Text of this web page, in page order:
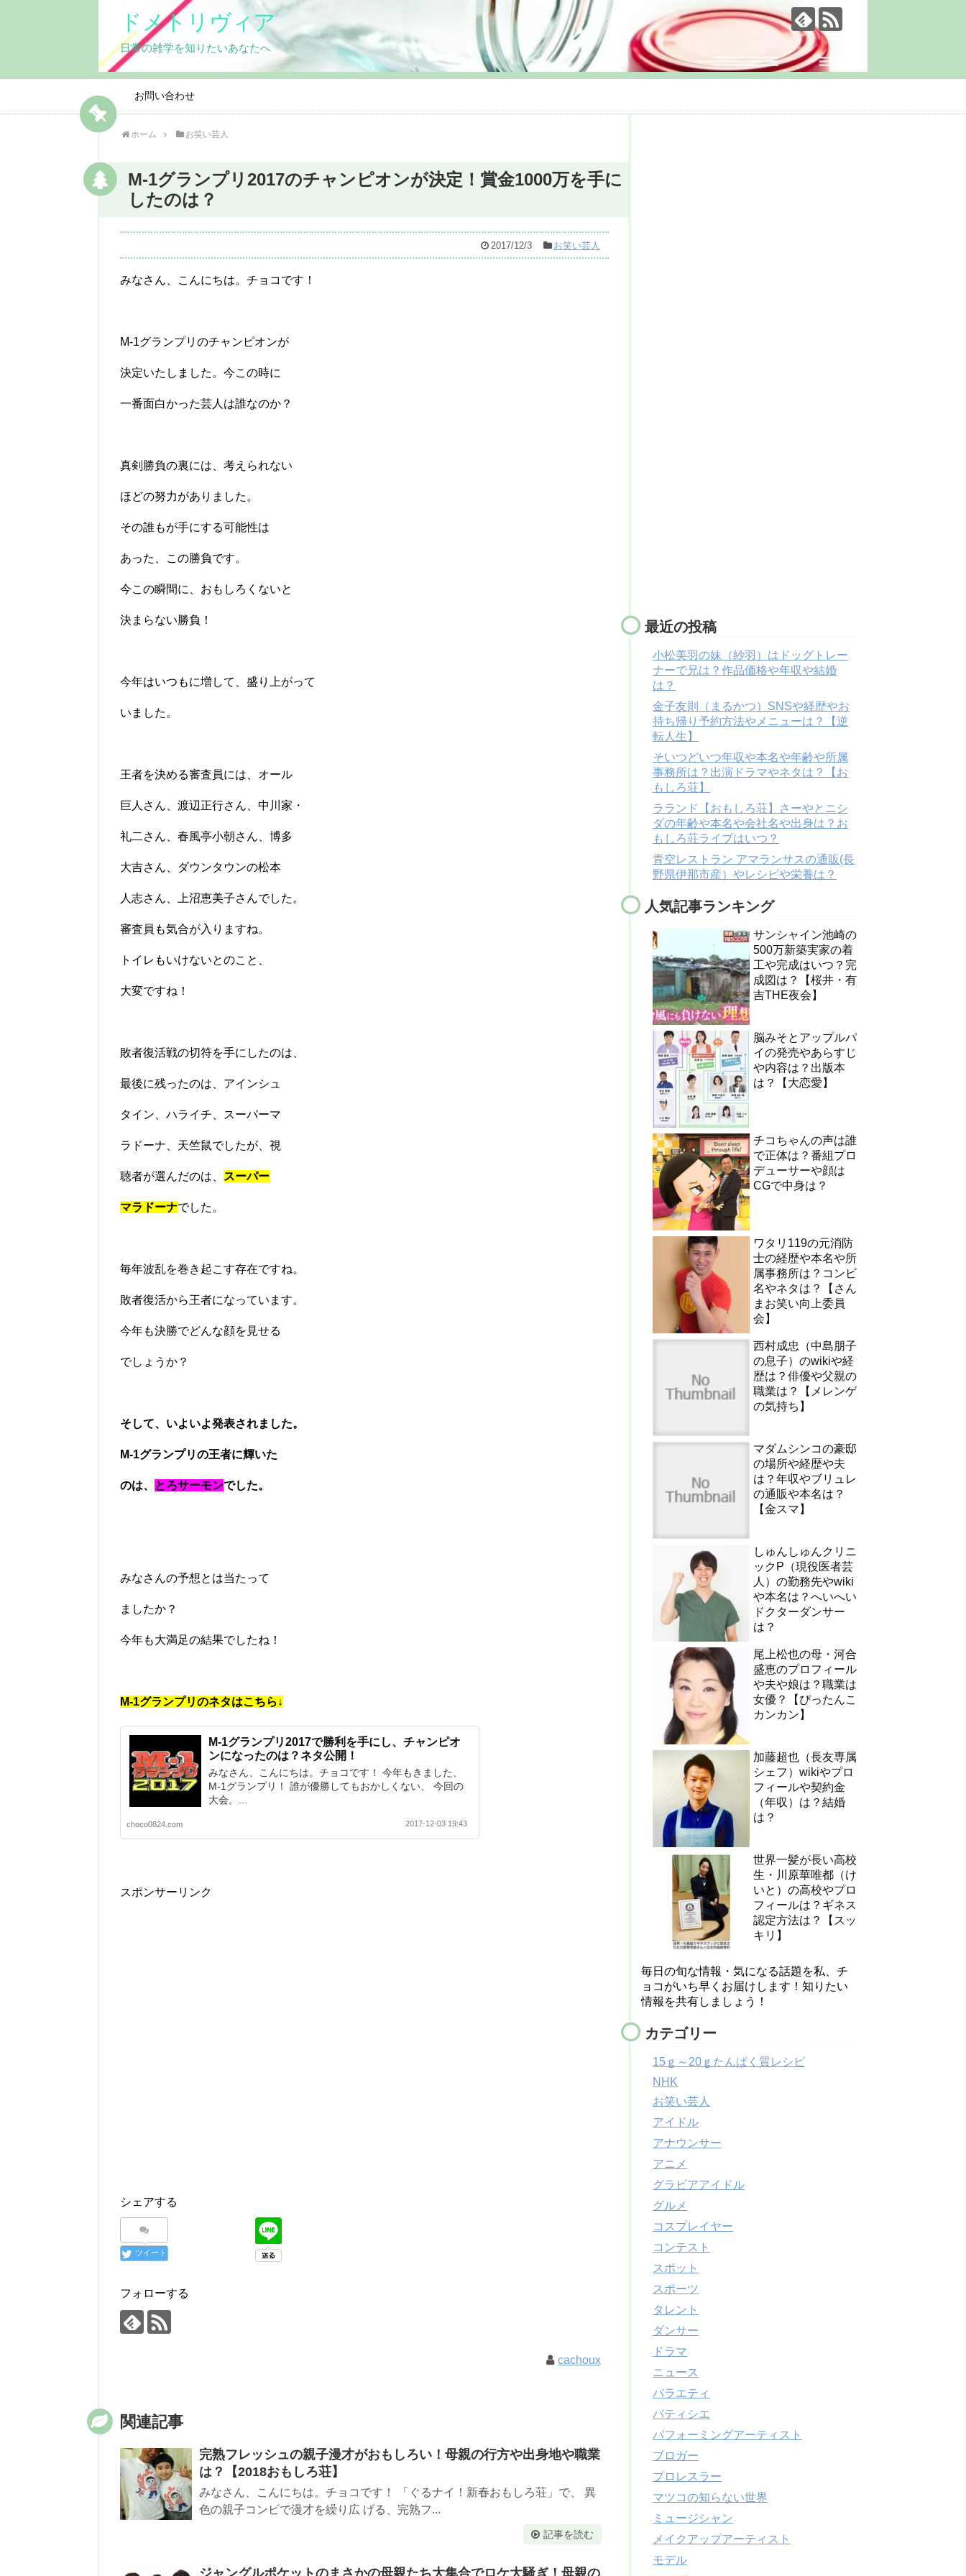
ドメトリヴィア
日常の雑学を知りたいあなたへ
お問い合わせ
ホーム お笑い芸人
M-1グランプリ2017のチャンピオンが決定！賞金1000万を手に
したのは？
2017/12/3 お笑い芸人
みなさん、こんにちは。チョコです！
M-1グランプリのチャンピオンが
決定いたしました。今この時に
一番面白かった芸人は誰なのか？
真剣勝負の裏には、考えられない
ほどの努力がありました。
その誰もが手にする可能性は
あった、この勝負です。
今この瞬間に、おもしろくないと
決まらない勝負！
今年はいつもに増して、盛り上がって
いました。
王者を決める審査員には、オール
巨人さん、渡辺正行さん、中川家・
礼二さん、春風亭小朝さん、博多
大吉さん、ダウンタウンの松本
人志さん、上沼恵美子さんでした。
審査員も気合が入りますね。
トイレもいけないとのこと、
大変ですね！
敗者復活戦の切符を手にしたのは、
最後に残ったのは、アインシュ
タイン、ハライチ、スーパーマ
ラドーナ、天竺鼠でしたが、視
聴者が選んだのは、 スーパー
マラドーナでした。
毎年波乱を巻き起こす存在ですね。
敗者復活から王者になっています。
今年も決勝でどんな顔を見せる
でしょうか？
そして、いよいよ発表されました。
M-1グランプリの王者に輝いた
のは、 とろサーモンでした。
みなさんの予想とは当たって
ましたか？
今年も大満足の結果でしたね！
M-1グランプリのネタはこちら↓
M-1グランプリ2017で勝利を手にし、チャンピオ
ンになったのは？ネタ公開！
みなさん、こんにちは。チョコです！ 今年もきました、
M-1グランプリ！ 誰が優勝してもおかしくない、 今回の
大会。...
choco0824.com 2017-12-03 19:43
スポンサーリンク
シェアする
ツイート
フォローする
cachoux
関連記事
完熟フレッシュの親子漫才がおもしろい！母親の行方や出身地や職業
は？【2018おもしろ荘】
みなさん、こんにちは。チョコです！ 「ぐるナイ！新春おもしろ荘」で、 異
色の親子コンビで漫才を繰り広 げる、完熟フ...
記事を読む
ジャングルポケットのまさかの母親たち大集合でロケ大騒ぎ！母親の
最近の投稿
小松美羽の妹（紗羽）はドッグトレー
ナーで兄は？作品価格や年収や結婚
は？
金子友則（まるかつ）SNSや経歴やお
持ち帰り予約方法やメニューは？【逆
転人生】
そいつどいつ年収や本名や年齢や所属
事務所は？出演ドラマやネタは？【お
もしろ荘】
ラランド【おもしろ荘】さーやとニシ
ダの年齢や本名や会社名や出身は？お
もしろ荘ライブはいつ？
青空レストラン アマランサスの通販(長
野県伊那市産）やレシピや栄養は？
人気記事ランキング
サンシャイン池崎の
500万新築実家の着
工や完成はいつ？完
成図は？【桜井・有
吉THE夜会】
脳みそとアップルパ
イの発売やあらすじ
や内容は？出版本
は？【大恋愛】
チコちゃんの声は誰
で正体は？番組プロ
デューサーや顔は
CGで中身は？
ワタリ119の元消防
士の経歴や本名や所
属事務所は？コンビ
名やネタは？【さん
まお笑い向上委員
会】
西村成忠（中島朋子
の息子）のwikiや経
歴は？俳優や父親の
職業は？【メレンゲ
の気持ち】
マダムシンコの豪邸
の場所や経歴や夫
は？年収やブリュレ
の通販や本名は？
【金スマ】
しゅんしゅんクリニ
ックP（現役医者芸
人）の勤務先やwiki
や本名は？へいへい
ドクターダンサー
は？
尾上松也の母・河合
盛恵のプロフィール
や夫や娘は？職業は
女優？【ぴったんこ
カンカン】
加藤超也（長友専属
シェフ）wikiやプロ
フィールや契約金
（年収）は？結婚
は？
世界一髪が長い高校
生・川原華唯都（け
いと）の高校やプロ
フィールは？ギネス
認定方法は？【スッ
キリ】
毎日の旬な情報・気になる話題を私、チ
ョコがいち早くお届けします！知りたい
情報を共有しましょう！
カテゴリー
15ｇ～20ｇたんぱく質レシピ
NHK
お笑い芸人
アイドル
アナウンサー
アニメ
グラビアアイドル
グルメ
コスプレイヤー
コンテスト
スポット
スポーツ
タレント
ダンサー
ドラマ
ニュース
バラエティ
パティシエ
パフォーミングアーティスト
ブロガー
プロレスラー
マツコの知らない世界
ミュージシャン
メイクアップアーティスト
モデル